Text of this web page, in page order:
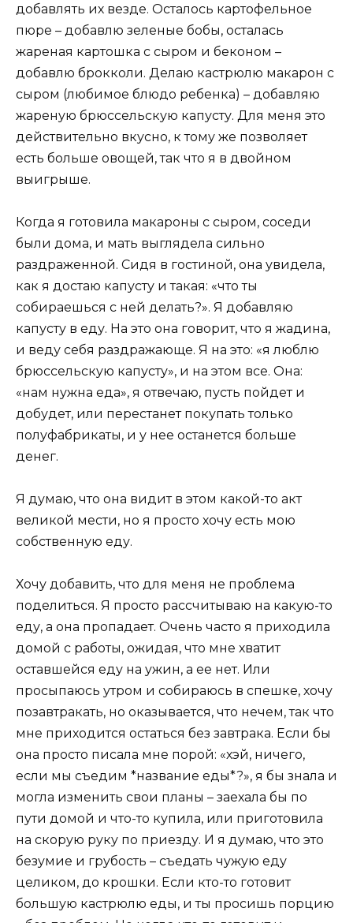
добавлять их везде. Осталось картофельное
пюре – добавлю зеленые бобы, осталась
жареная картошка с сыром и беконом –
добавлю брокколи. Делаю кастрюлю макарон с
сыром (любимое блюдо ребенка) – добавляю
жареную брюссельскую капусту. Для меня это
действительно вкусно, к тому же позволяет
есть больше овощей, так что я в двойном
выигрыше.
Когда я готовила макароны с сыром, соседи
были дома, и мать выглядела сильно
раздраженной. Сидя в гостиной, она увидела,
как я достаю капусту и такая: «что ты
собираешься с ней делать?». Я добавляю
капусту в еду. На это она говорит, что я жадина,
и веду себя раздражающе. Я на это: «я люблю
брюссельскую капусту», и на этом все. Она:
«нам нужна еда», я отвечаю, пусть пойдет и
добудет, или перестанет покупать только
полуфабрикаты, и у нее останется больше
денег.
Я думаю, что она видит в этом какой-то акт
великой мести, но я просто хочу есть мою
собственную еду.
Хочу добавить, что для меня не проблема
поделиться. Я просто рассчитываю на какую-то
еду, а она пропадает. Очень часто я приходила
домой с работы, ожидая, что мне хватит
оставшейся еду на ужин, а ее нет. Или
просыпаюсь утром и собираюсь в спешке, хочу
позавтракать, но оказывается, что нечем, так что
мне приходится остаться без завтрака. Если бы
она просто писала мне порой: «хэй, ничего,
если мы съедим *название еды*?», я бы знала и
могла изменить свои планы – заехала бы по
пути домой и что-то купила, или приготовила
на скорую руку по приезду. И я думаю, что это
безумие и грубость – съедать чужую еду
целиком, до крошки. Если кто-то готовит
большую кастрюлю еды, и ты просишь порцию